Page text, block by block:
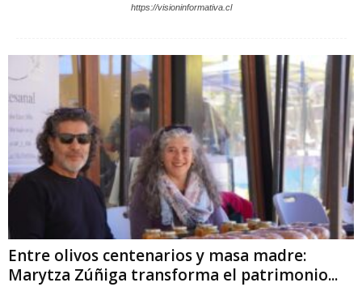
https://visioninformativa.cl
Entre olivos centenarios y masa madre:
Marytza Zúñiga transforma el patrimonio...